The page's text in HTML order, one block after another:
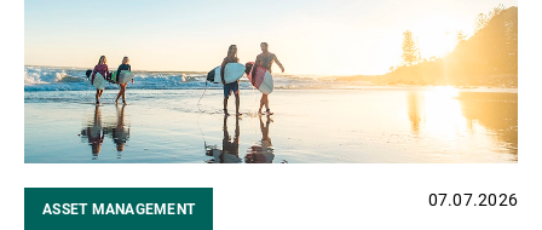
ASSET MANAGEMENT 07.07.2026